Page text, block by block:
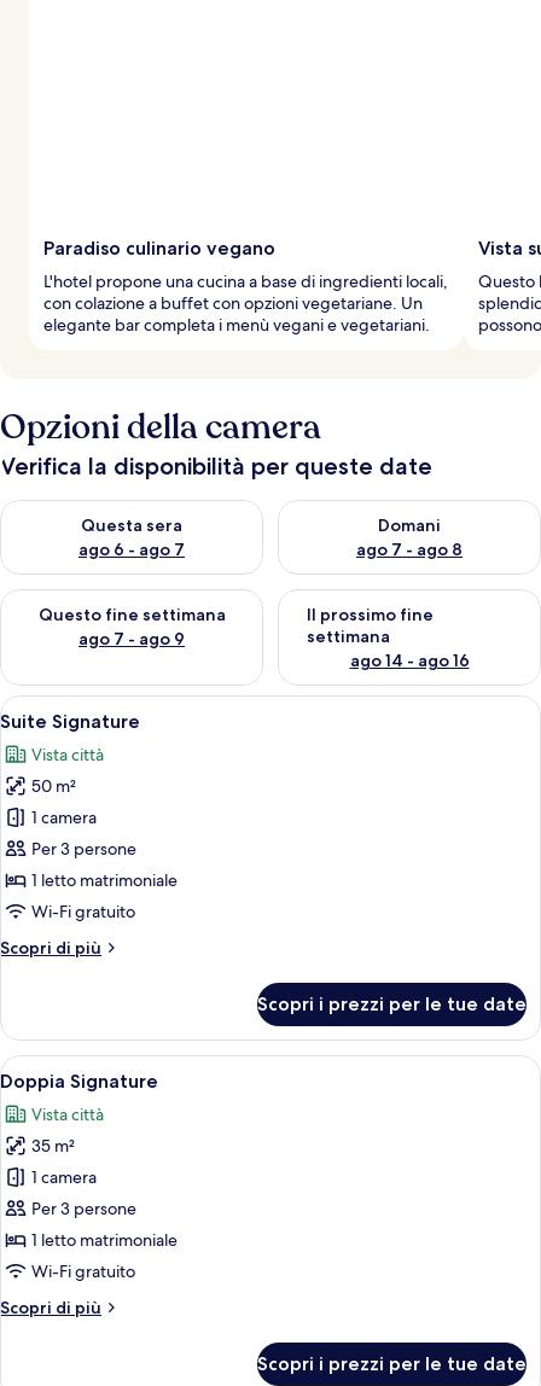
Paradiso culinario vegano
L'hotel propone una cucina a base di ingredienti locali,
con colazione a buffet con opzioni vegetariane. Un
elegante bar completa i menù vegani e vegetariani.
Vista
Questo
Opzioni della camera
Verifica la disponibilità per queste date
Questa sera
ago 6 - ago 7
Verifica la disponibilità per questa sera, ago 6 - ago 7
Domani
ago 7 - ago 8
Verifica la disponibilità per
Questo fine settimana
ago 7 - ago 9
Verifica la disponibilità per questo fine settimana, ago 7 - ago
Il prossimo fine
settimana
ago 14 - ago 16
Verifica la disponibilità per il
Apri
tutte
le
foto
per
Suite
Signature
Una camera d'albergo con un letto,
6
Suite Signature
Vista città
50 m²
1 camera
Per 3 persone
1 letto matrimoniale
Wi-Fi gratuito
Scopri di più
Altri
Signature
Scopri i prezzi per le tue date
Apri
tutte
le
foto
per
Doppia
Signature
Una camera d'albergo con un letto,
12
Doppia Signature
Vista città
35 m²
1 camera
Per 3 persone
1 letto matrimoniale
Wi-Fi gratuito
Scopri di più
Altri
Scopri i prezzi per le tue date